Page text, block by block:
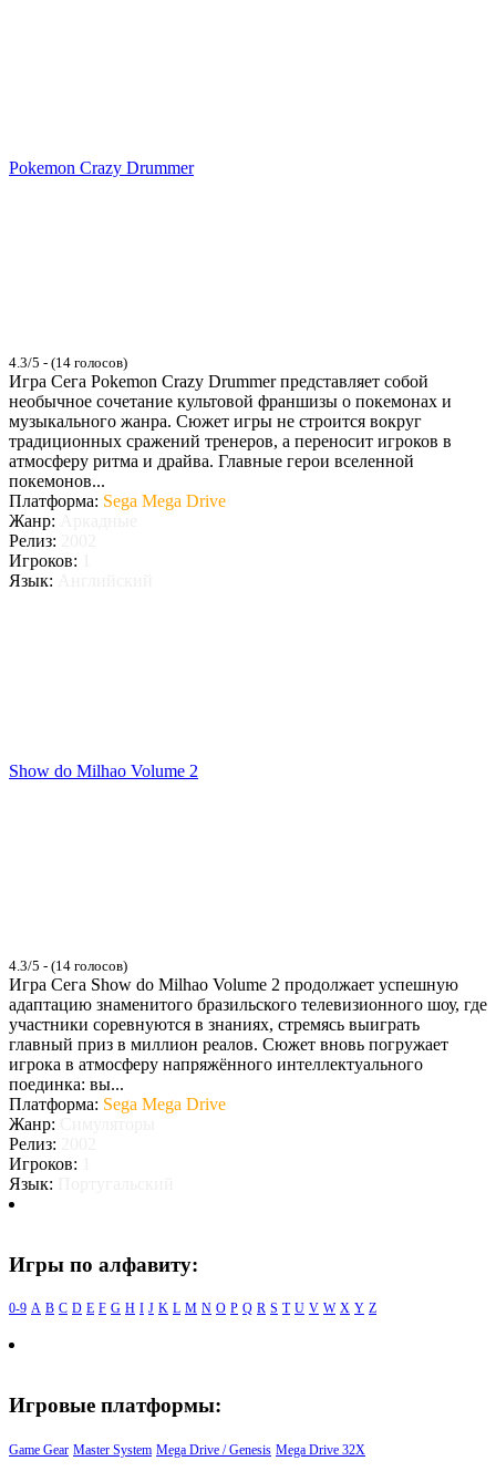
Pokemon Crazy Drummer
4.3/5 - (14 голосов)
Игра Сега Pokemon Crazy Drummer представляет собой
необычное сочетание культовой франшизы о покемонах и
музыкального жанра. Сюжет игры не строится вокруг
традиционных сражений тренеров, а переносит игроков в
атмосферу ритма и драйва. Главные герои вселенной
покемонов...
Платформа: Sega Mega Drive
Жанр:
Релиз:
Игроков:
Язык:
Show do Milhao Volume 2
4.3/5 - (14 голосов)
Игра Сега Show do Milhao Volume 2 продолжает успешную
адаптацию знаменитого бразильского телевизионного шоу, где
участники соревнуются в знаниях, стремясь выиграть
главный приз в миллион реалов. Сюжет вновь погружает
игрока в атмосферу напряжённого интеллектуального
поединка: вы...
Платформа: Sega Mega Drive
Жанр:
Релиз:
Игроков:
Язык:
Игры по алфавиту:
0-9 A B C D E F G H I J K L M N O P Q R S T U V W X Y Z
Игровые платформы:
Game Gear Master System Mega Drive / Genesis Mega Drive 32X